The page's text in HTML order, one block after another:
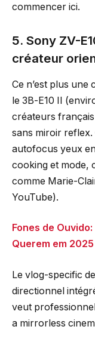
commencer ici.
5. Sony ZV-
créateur
Ce n’est plus une
le ЗВ-Е10 II
créateurs
sans miroir
autofocus yeux
cooking et mode,
comme Marie-
YouTube).
Fones de
Querem em 2025
Le vlog-specific
directionnel
veut
a mirrorless